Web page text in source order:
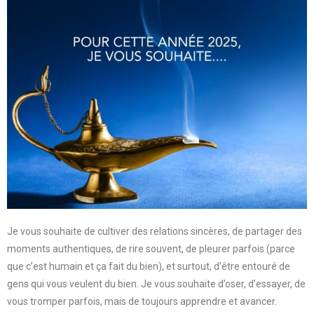
Je vous souhaite de cultiver des relations sincères, de partager des
moments authentiques, de rire souvent, de pleurer parfois (parce
que c’est humain et ça fait du bien), et surtout, d’être entouré de
gens qui vous veulent du bien. Je vous souhaite d’oser, d’essayer, de
vous tromper parfois, mais de toujours apprendre et avancer.